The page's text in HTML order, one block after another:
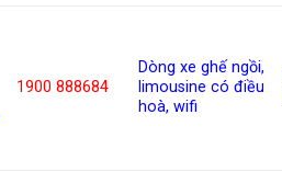
1900 888684
Dòng xe ghế ngồi,
limousine có điều
hoà, wifi